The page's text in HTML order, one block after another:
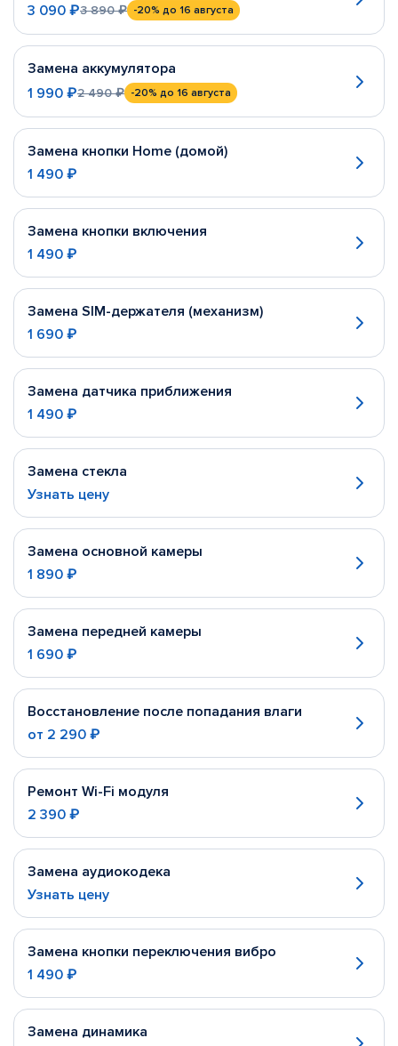
3 090 ₽3 890 ₽ -20% до 16 августа
Замена аккумулятора
1 990 ₽2 490 ₽ -20% до 16 августа
Замена кнопки Home (домой)
1 490 ₽
Замена кнопки включения
1 490 ₽
Замена SIM-держателя (механизм)
1 690 ₽
Замена датчика приближения
1 490 ₽
Замена стекла
Узнать цену
Замена основной камеры
1 890 ₽
Замена передней камеры
1 690 ₽
Восстановление после попадания влаги
от 2 290 ₽
Ремонт Wi-Fi модуля
2 390 ₽
Замена аудиокодека
Узнать цену
Замена кнопки переключения вибро
1 490 ₽
Замена динамика